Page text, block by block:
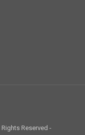
Reserved -